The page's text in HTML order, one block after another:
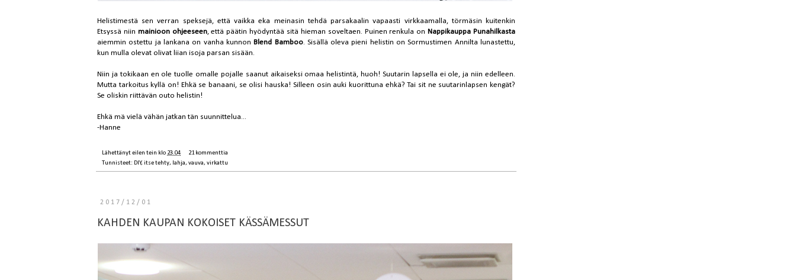
Helistimestä sen verran speksejä, että vaikka eka meinasin tehdä parsakaalin vapaasti virkkaamalla, törmäsin kuitenkin
Etsyssä niin mainioon ohjeeseen, että päätin hyödyntää sitä hieman soveltaen. Puinen renkula onNappikauppa Punahilkasta
aiemmin ostettu ja lankana on vanha kunnonBlend Bamboo. Sisällä oleva pieni helistin on Sormustimen Annilta lunastettu,
kun mulla olevat olivat liian isoja parsan sisään.
Niin ja tokikaan en ole tuolle omalle pojalle saanut aikaiseksi omaa helistintä, huoh! Suutarin lapsella ei ole, ja niin edelleen.
Mutta tarkoitus kyllä on! Ehkä se banaani, se olisi hauska! Silleen osin auki kuorittuna ehkä? Tai sit ne suutarinlapsen kengät?
Se oliskin riittävän outo helistin!
Ehkä mä vielä vähän jatkan tän suunnittelua...
-Hanne
Lähettänyteilen tein klo 23.04
21 kommenttia
Tunnisteet: DIY, itse tehty, lahja, vauva, virkattu
2017/12/01
KAHDEN KAUPAN KOKOISET KÄSSÄMESSUT